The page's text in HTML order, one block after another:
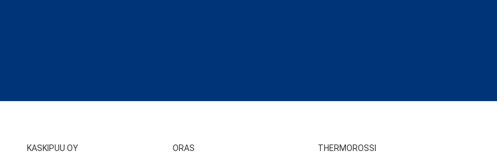
KASKIPUU OY
ORAS
THERMOROSSI